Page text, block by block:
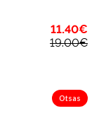
11.40€
19.00€
Otsas